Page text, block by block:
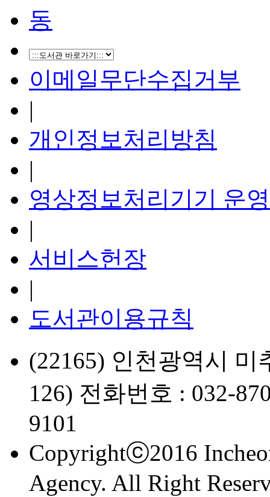
이메일무단수집거부
|
개인정보처리방침
|
영상정보처리기기 운
|
서비스헌장
|
도서관이용규칙
(22165) 인천광역시 미
126) 전화번호 : 032-
9101
Copyrightⓒ2016
Agency. All Right